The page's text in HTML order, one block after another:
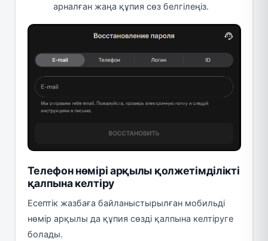
арналған жаңа құпия сөз белгілеңіз.
Телефон нөмірі арқылы қолжетімділікті
қалпына келтіру
Есептік жазбаға байланыстырылған мобильді
нөмір арқылы да құпия сөзді қалпына келтіруге
болады.